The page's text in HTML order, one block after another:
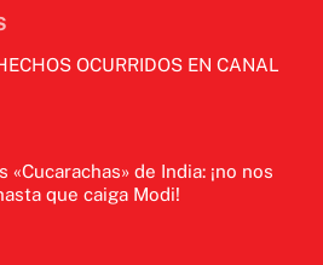
OCURRIDOS EN CANAL
«Cucarachas» de India: ¡no nos
que caiga Modi!